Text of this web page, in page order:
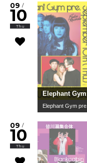
09 /
10
Thu
Elephant Gym
Elephant Gym
09 /
10
Thu